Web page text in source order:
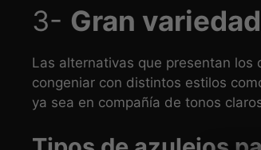
3- Gran variedad
Las alternativas que presentan los
congeniar con distintos estilos
ya sea en compañía de tonos